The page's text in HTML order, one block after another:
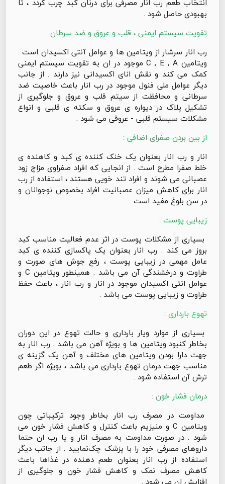
بهبودی حاصل شود .
تقویت سیستم ایمنی ، قلب و عروق و ضد سرطان :
رب انار سرشار از ویتامین ها و عوامل آنتی اکسیدان است .
ویتامین C , E , A موجود در ان به تقویت سیستم ایمنی
کمک می کند و نقش انای اکسیدانی نیز دارند . از جانب
دیگر عوامل ملی فنول موجود در رب انار باعث خاصیت ضد
سرطانی و محافظت از سیتم قلب و عروق و جلوگیری از
تشکیل پلاک در دیواره ی عروق و سکته ی قلبی و انواع
مشکلات سیستم قلبی - عروقی می شود .
از بین بردن صفرای اضافی :
انار و رب انار بعنوان یک خنک کننده ی کبد و کاهنده ی
خلط صفرا مطرح است . از انجایی که افراد صفراوی مزاج زود
عصبانی می شوند و افراد تند خویی هستند ، استفاده از رب
انار برای کاهش میزان عصبانیت افراد بخصوص نوجوانان و
در سن بلوغ مفید است .
زیبایی پوست :
بسیاری از مشکلات پوست در اثر عدم فعالیت مناسب کبد
بروز می کند . رب انار بعنوان یک پاکسازی کننده ی کبد
عامل مهمی در زیبایی پوست ، رفع جوش های صورت و
طراوت و درخشندگی آن می باشد . همینطور ویتامین C و
عوامل انتی اکسیدان موجود در انار و رب انار ، باعث حفظ
طراوت و زیبایی پوست می باشد .
تهوع بارداری :
بسیاری از موارد ویار بارداری و حالت تهوع در این دوران
بخاطر کنبود ویتامین ها و بویژه آهن می باشد . رب انار به
جهت دارا بودن ویتامین های مختلف و آهن یک گزینه ی
مناسب جهت درمان تهوع بارداری می باشد ، بویژه اگر طعم
ترش آن استفاده شود .
درمان فشار خون :
مداومت در مصرف رب انار بخاطر وجود ترکیباتی چون
ویتامین C و منیزیم باعث کنترل و کاهش فشار خون می
شود . در صورت مداومت به مصرف انار و یا رب ان حتما
داروهای مصرفی خود را با پزشک چک‌نمایید . از جاتب دیگر
استفاده از رب انار بعنوان طعم دهنده در غذاها باعث
کاهش مصرف نمک و کاهش فشار خون و جلوگیری از